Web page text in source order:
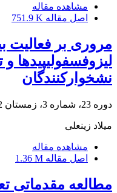
مشاهده مقاله
اصل مقاله 751.9 K
مروری بر فعالیت
لیزوفسفولیپیدها و
نشخوارکنندگان
دوره 23، شماره 3، زمستان 1402، صفحه
میلاد زینعلی
مشاهده مقاله
اصل مقاله 1.36 M
مطالعه مقدماتی